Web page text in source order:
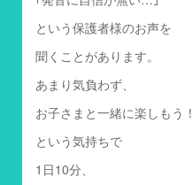
という保護者様のお声を
聞くことがあります。
あまり気負わず、
お子さまと一緒に楽しもう！
という気持ちで
1日10分、